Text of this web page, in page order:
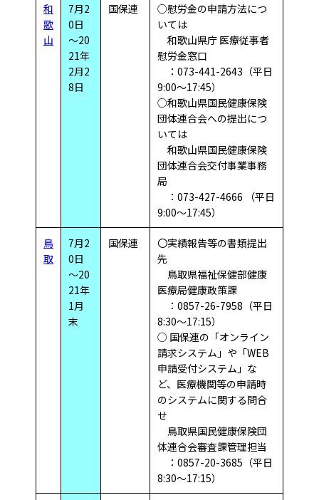
和
歌
山
7月2
0日
～20
21年
2月2
8日
国保連
○慰労金の申請方法につ
いては
和歌山県庁 医療従事者
慰労金窓口
：073-441-2643（平日
9:00～17:45）
○和歌山県国民健康保険
団体連合会への提出につ
いては
和歌山県国民健康保険
団体連合会交付事業事務
局
：073-427-4666 （平日
9:00～17:45）
鳥
取
7月2
0日
～20
21年
1月
末
国保連
〇実績報告等の書類提出
先
鳥取県福祉保健部健康
医療局健康政策課
：0857-26-7958（平日
8:30～17:15）
○ 国保連の「オンライン
請求システム」や「WEB
申請受付システム」な
ど、医療機関等の申請時
のシステムに関する問合
せ
鳥取県国民健康保険団
体連合会審査課管理担当
：0857-20-3685（平日
8:30～17:15）